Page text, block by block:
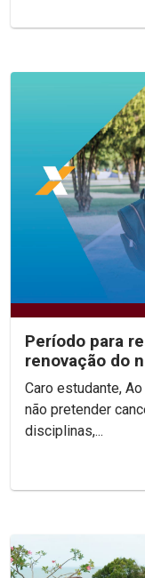
Período para
renovação do
Caro estudante, Ao realizar a matrícula para 2023.2 e
não pretender
disciplinas,...